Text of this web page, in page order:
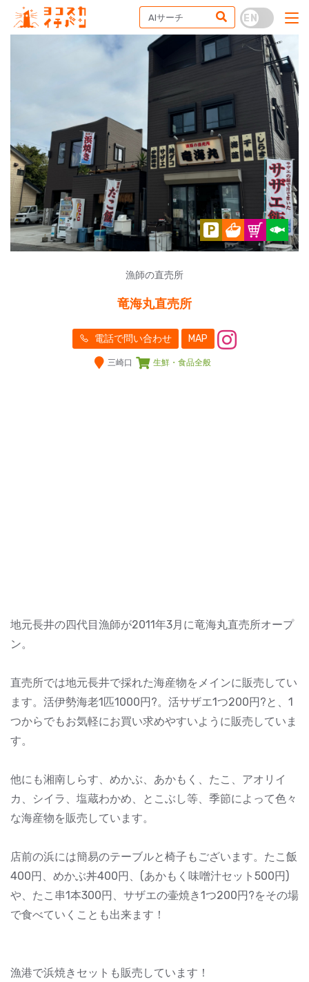
漁師の直売所
竜海丸直売所
電話で問い合わせ MAP
三崎口 生鮮・食品全般
地元長井の四代目漁師が2011年3月に竜海丸直売所オープ
ン。
直売所では地元長井で採れた海産物をメインに販売してい
ます。活伊勢海老1匹1000円?。活サザエ1つ200円?と、1
つからでもお気軽にお買い求めやすいように販売していま
す。
他にも湘南しらす、めかぶ、あかもく、たこ、アオリイ
カ、シイラ、塩蔵わかめ、とこぶし等、季節によって色々
な海産物を販売しています。
店前の浜には簡易のテーブルと椅子もございます。たこ飯
400円、めかぶ丼400円、(あかもく味噌汁セット500円)
や、たこ串1本300円、サザエの壷焼き1つ200円?をその場
で食べていくことも出来ます！
漁港で浜焼きセットも販売しています！